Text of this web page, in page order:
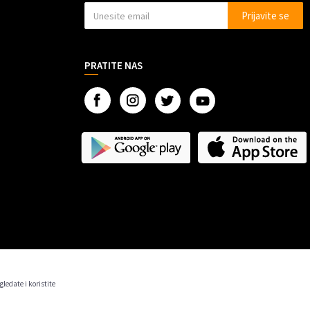
Prijavite se
PRATITE NAS
i koristite